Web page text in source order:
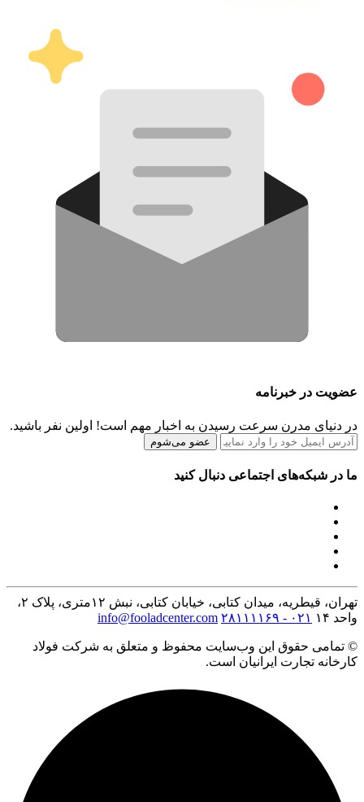
عضویت در خبرنامه
در دنیای مدرن سرعت رسیدن به اخبار مهم است! اولین نفر باشید.
عضو می‌شوم
ما در شبکه‌های اجتماعی دنبال کنید
تهران، قیطریه، میدان کتابی، خیابان کتابی، نبش ۱۲متری، پلاک ۲،
واحد ۱۴
۰۲۱ - ۲۸۱۱۱۱۶۹ info@fooladcenter.com
© تمامی حقوق این وب‌سایت محفوظ و متعلق به شرکت فولاد
کارخانه تجارت ایرانیان است.